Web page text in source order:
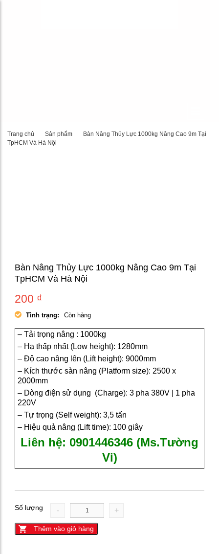
Trang chủ Sản phẩm
Bàn Nâng Thủy Lực 1000kg Nâng Cao 9m Tại
TpHCM Và Hà Nội
Bàn Nâng Thủy Lực 1000kg Nâng Cao 9m Tại
TpHCM Và Hà Nội
200 ₫
Tình trạng: Còn hàng
– Tải trọng nâng : 1000kg
– Hạ thấp nhất (Low height): 1280mm
– Độ cao nâng lên (Lift height): 9000mm
– Kích thước sàn nâng (Platform size): 2500 x
2000mm
– Dòng điện sử dụng (Charge): 3 pha 380V | 1 pha
220V
– Tự trọng (Self weight): 3,5 tấn
– Hiệu quả nâng (Lift time): 100 giây
Liên hệ: 0901446346 (Ms.Tường
Vi)
Số lượng - +
Thêm vào giỏ hàng